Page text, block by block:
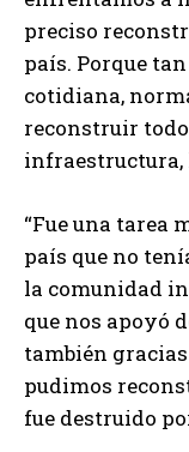
preciso
país. Porque
cotidiana,
reconstruir
infraestructura,
“Fue una tarea
país que no
la comunidad
que nos apoyó
también
pudimos
fue destruido